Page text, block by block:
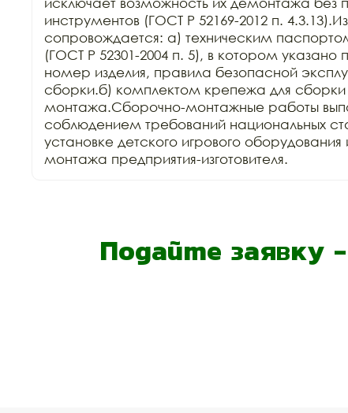
инструментов (ГОСТ Р 52169-2012 п.
сопровождается: а) техническим
(ГОСТ Р 52301-2004 п. 5), в котором указано
номер изделия, правила безопасной
сборки.б) комплектом крепежа для сборки
монтажа.Сборочно-монтажные работы
соблюдением требований национальных
установке детского игрового
монтажа предприятия-изготовителя.
Подайте